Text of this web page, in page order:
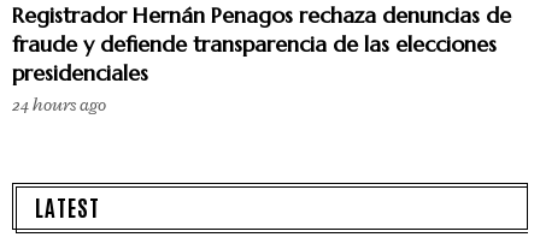
Registrador Hernán Penagos rechaza denuncias de
fraude y defiende transparencia de las elecciones
presidenciales
24 hours ago
LATEST